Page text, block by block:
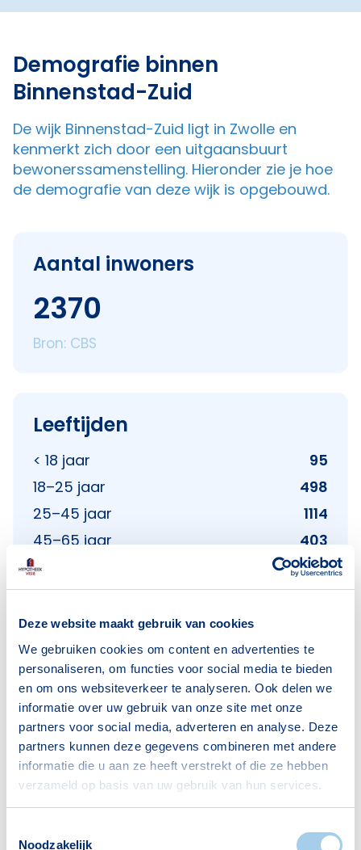
Deze website maakt gebruik van cookies
We gebruiken cookies om content en advertenties te
personaliseren, om functies voor social media te bieden
en om ons websiteverkeer te analyseren. Ook delen we
informatie over uw gebruik van onze site met onze
partners voor social media, adverteren en analyse. Deze
partners kunnen deze gegevens combineren met andere
informatie die u aan ze heeft verstrekt of die ze hebben
verzameld op basis van uw gebruik van hun services.
Noodzakelijk
Demografie binnen
Binnenstad-Zuid
De wijk Binnenstad-Zuid ligt in Zwolle en
kenmerkt zich door een uitgaansbuurt
bewonerssamenstelling. Hieronder zie je hoe
de demografie van deze wijk is opgebouwd.
Aantal inwoners
2370
Bron: CBS
Leeftijden
< 18 jaar
95
18–25 jaar
498
25–45 jaar
1114
45–65 jaar
403
65+ jaar
237
Huishoudens
Alleenwonend
1122
Gezin zonder kinderen
413
Gezin met kinderen
116